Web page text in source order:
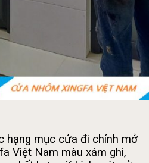
hạng mục cửa đi chính mở
Việt Nam màu xám ghi,